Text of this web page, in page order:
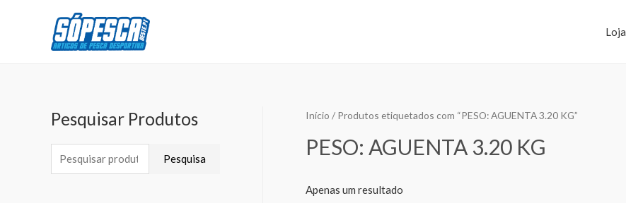
Loja
Pesquisar Produtos
Pesquisa
Início / Produtos etiquetados com “PESO: AGUENTA 3.20 KG”
PESO: AGUENTA 3.20 KG
Apenas um resultado